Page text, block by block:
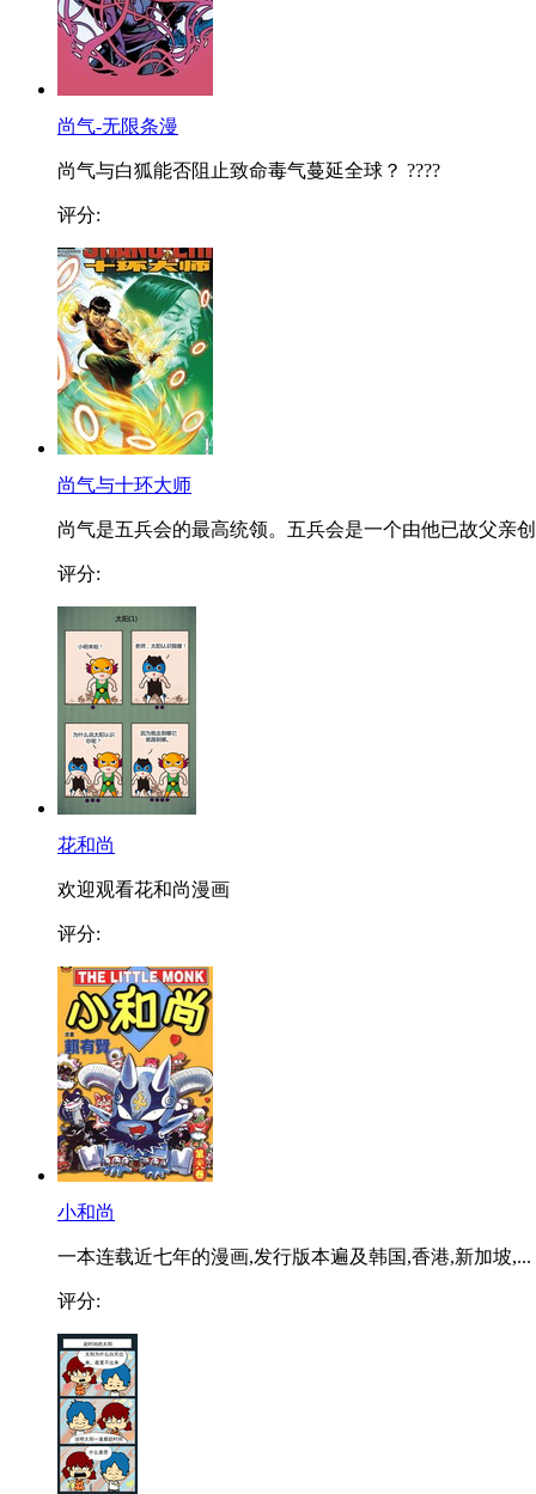
尚气-无限条漫
尚气与白狐能否阻止致命毒气蔓延全球？ ????
评分:
尚气与十环大师
尚气是五兵会的最高统领。五兵会是一个由他已故父亲
评分:
花和尚
欢迎观看花和尚漫画
评分:
小和尚
一本连载近七年的漫画,发行版本遍及韩国,香港,新加坡,...
评分: